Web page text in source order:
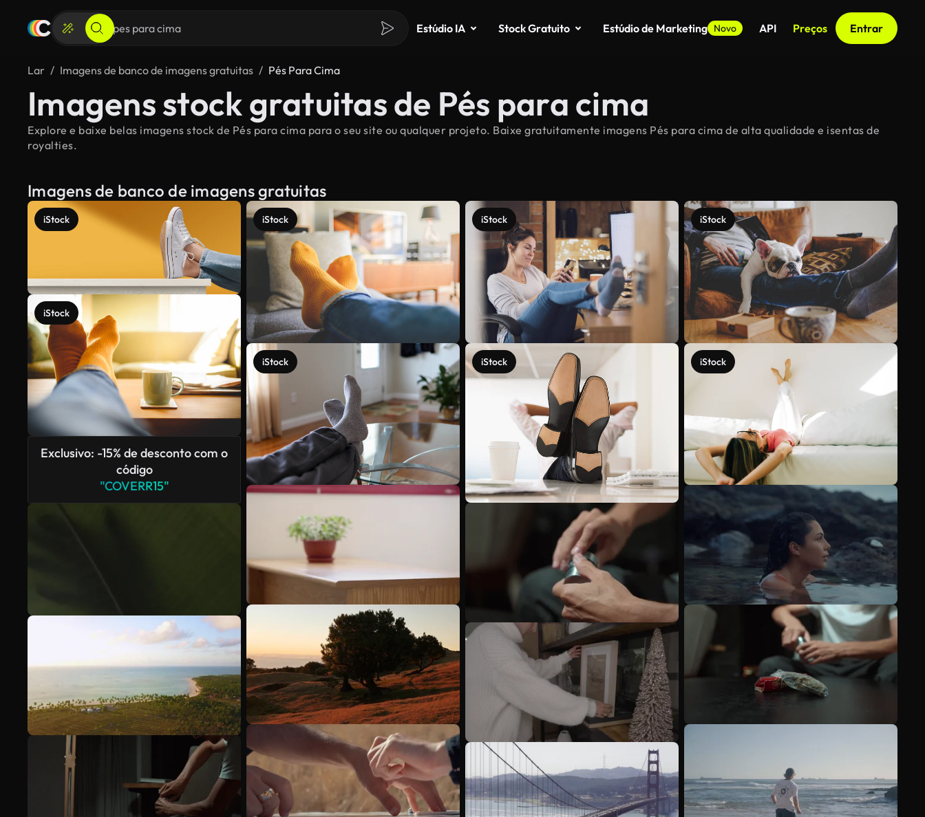
Estúdio IA Stock Gratuito Estúdio de Marketing Novo API Preços Entrar
Lar Imagens de banco de imagens gratuitas Pés Para Cima
Imagens stock gratuitas de Pés para cima
Explore e baixe belas imagens stock de Pés para cima para o seu site ou qualquer projeto. Baixe gratuitamente imagens Pés para cima de alta qualidade e isentas de
royalties.
Imagens de banco de imagens gratuitas
iStock
iStock
Exclusivo: -15% de desconto com o
código
"COVERR15"
iStock
iStock
iStock
iStock
iStock
iStock
Veja mais